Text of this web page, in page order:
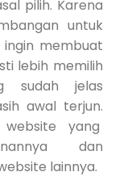
pilih. Karena
untuk
membuat
lebih memilih
sudah jelas
awal terjun.
yang
dan
lainnya.